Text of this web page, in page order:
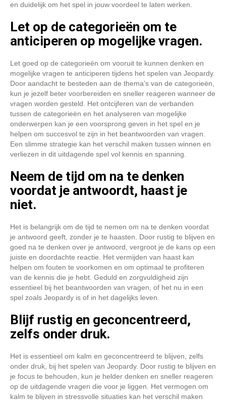
en duidelijk om het spel in jouw voordeel te laten werken.
Let op de categorieën om te
anticiperen op mogelijke vragen.
Let goed op de categorieën om vooruit te kunnen denken en
mogelijke vragen te anticiperen tijdens het spelen van Jeopardy.
Door aandacht te besteden aan de thema’s van de categorieën,
kun je jezelf beter voorbereiden en sneller reageren wanneer de
vragen worden gesteld. Het ontcijferen van de verbanden
tussen de categorieën en het analyseren van mogelijke
onderwerpen kan je een voorsprong geven in het spel en je
helpen om succesvol te zijn in het beantwoorden van vragen.
Een slimme strategie kan het verschil maken tussen winnen en
verliezen in dit uitdagende spel vol kennis en spanning.
Neem de tijd om na te denken
voordat je antwoordt, haast je
niet.
Het is belangrijk om de tijd te nemen om na te denken voordat
je antwoord geeft, zonder je te haasten. Door rustig te blijven en
goed na te denken over je antwoord, vergroot je de kans op een
juiste en doordachte reactie. Het vermijden van haast kan
helpen om fouten te voorkomen en om optimaal te profiteren
van de kennis die je hebt. Geduld en zorgvuldigheid zijn
essentieel bij het beantwoorden van vragen, of het nu in een
spel zoals Jeopardy is of in het dagelijks leven.
Blijf rustig en geconcentreerd,
zelfs onder druk.
Het is essentieel om kalm en geconcentreerd te blijven, zelfs
onder druk, bij het spelen van Jeopardy. Door rustig te blijven en
je focus te behouden, kun je helder denken en sneller reageren
op de uitdagende vragen die voor je liggen. Het vermogen om
kalm te blijven in stressvolle situaties kan het verschil maken